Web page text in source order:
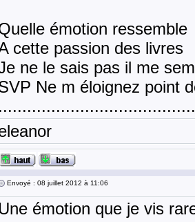
émotion ressemble
cette passion des livres
ne le sais pas il me
Ne m éloignez point
Envoyé : 08 juillet 2012 à 11:06
émotion que je vis